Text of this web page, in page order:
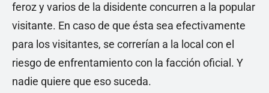
feroz y varios de la disidente concurren a la popular
visitante. En caso de que ésta sea efectivamente
para los visitantes, se correrían a la local con el
riesgo de enfrentamiento con la facción oficial. Y
nadie quiere que eso suceda.